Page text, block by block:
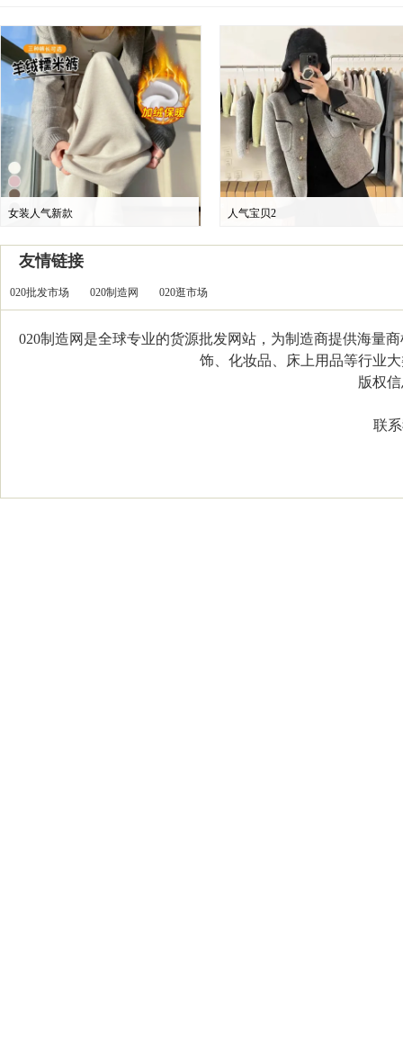
女装人气新款 人气宝贝2
友情链接
020批发市场 020制造网 020逛市场
020制造网是全球专业的货源批发网站，为制造商提供海量
饰、化妆品、床上用品等行业
版权信
联